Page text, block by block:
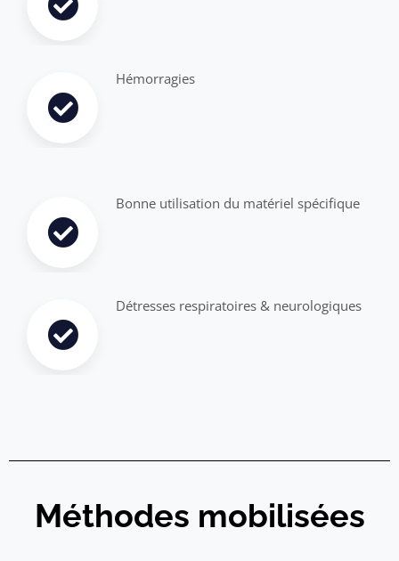
Hémorragies
Bonne utilisation du matériel spécifique
Détresses respiratoires & neurologiques
Méthodes mobilisées